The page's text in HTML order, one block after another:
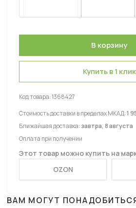
Купить в 1 клик
Код товара:1368427
Стоимость доставки в пределах МКАД:1
Ближайшая доставка: завтра, 8 августа
Оплата при получении
Этот товар можно купить на
OZON
ВАМ МОГУТ